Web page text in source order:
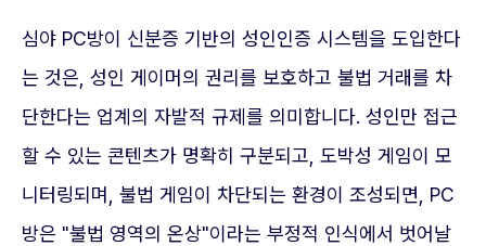
심야 PC방이 신분증 기반의 성인인증 시스템을 도입한다
는 것은, 성인 게이머의 권리를 보호하고 불법 거래를 차
단한다는 업계의 자발적 규제를 의미합니다. 성인만 접근
할 수 있는 콘텐츠가 명확히 구분되고, 도박성 게임이 모
니터링되며, 불법 게임이 차단되는 환경이 조성되면, PC
방은 "불법 영역의 온상"이라는 부정적 인식에서 벗어날